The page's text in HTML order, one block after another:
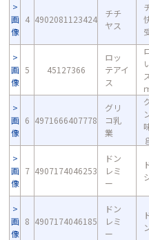
画
像
4 4902081123424
チチ
ヤス
画
像
5 45127366
ロッ
テアイ
ス
画
像
6 4971666407778
グリ
コ乳
業
画
像
7 4907174046253
ドン
レミ
ー
画
像
8 4907174046185
ドン
レミ
ー